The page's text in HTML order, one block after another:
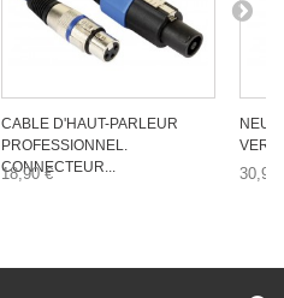
CABLE D'HAUT-PARLEUR
PROFESSIONNEL.
CONNECTEUR...
18,90 €
VERS
30,92